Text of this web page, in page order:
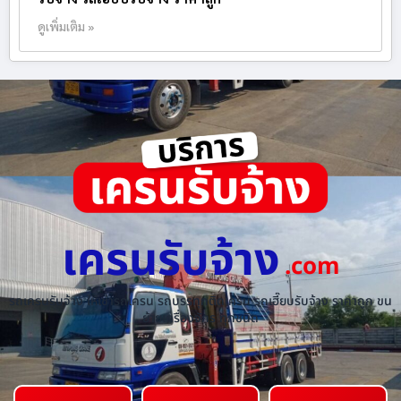
ดูเพิ่มเติม »
เครนรับจ้าง.com
รถเครนรับจ้าง ให้เช่ารถเครน รถบรรทุกติดเครน รถเฮี๊ยบรับจ้าง ราคาถูก ขน
ย้ายเครื่องจักร ทุกชนิด